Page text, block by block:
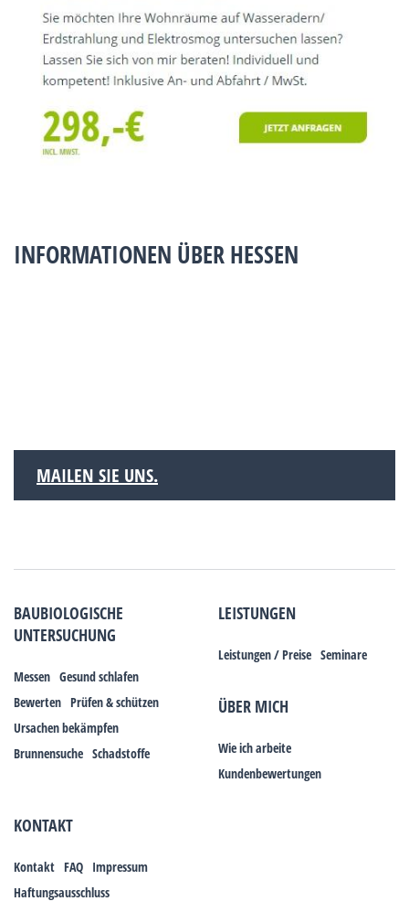
INFORMATIONEN ÜBER HESSEN
MAILEN SIE UNS.
BAUBIOLOGISCHE
UNTERSUCHUNG
Messen Gesund schlafen
Bewerten Prüfen & schützen
Ursachen bekämpfen
Brunnensuche Schadstoffe
LEISTUNGEN
Leistungen / Preise Seminare
ÜBER MICH
Wie ich arbeite
Kundenbewertungen
KONTAKT
Kontakt FAQ Impressum
Haftungsausschluss